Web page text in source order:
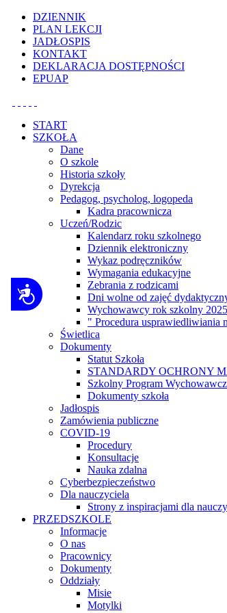
witryna
zawiera
system
dostępności.
Nacisnij
F11,
dostosować
witrynę
niedowidzących
korzystających
ekranowego;
aby
otworzyć
menu
dostępności.
Dostępność
DZIENNIK
PLAN LEKCJI
JADŁOSPIS
KONTAKT
DEKLARACJA DOSTĘPNOŚCI
EPUAP
START
SZKOŁA
Dane
O szkole
Historia szkoły
Dyrekcja
Pedagog, psycholog, logopeda
Kadra pracownicza
Uczeń/Rodzic
Kalendarz roku szkolnego
Dziennik elektroniczny
Wykaz podręczników
Wymagania edukacyjne
Zebrania z rodzicami
Dni wolne od zajęć
Wychowawcy rok szkolny
" Procedura usprawiedliwiania
Świetlica
Dokumenty
Statut Szkoła
STANDARDY OCHRONY
Szkolny Program
Dokumenty szkoła
Jadłospis
Zamówienia publiczne
COVID-19
Procedury
Konsultacje
Nauka zdalna
Cyberbezpieczeństwo
Dla nauczyciela
Strony z inspiracjami dla
PRZEDSZKOLE
Informacje
O nas
Pracownicy
Dokumenty
Oddziały
Misie
Motylki